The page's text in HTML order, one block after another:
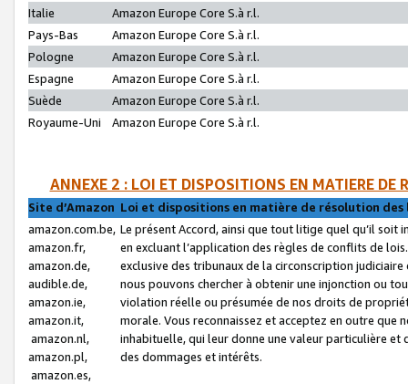
Italie
Amazon Europe Core S.à r.l.
Pays-Bas
Amazon Europe Core S.à r.l.
Pologne
Amazon Europe Core S.à r.l.
Espagne
Amazon Europe Core S.à r.l.
Suède
Amazon Europe Core S.à r.l.
Royaume-Uni
Amazon Europe Core S.à r.l.
ANNEXE 2 : LOI ET DISPOSITIONS EN MATIERE DE
Site d’Amazon Loi et dispositions en matière de résolution
amazon.com.be,
amazon.fr,
amazon.de,
audible.de,
amazon.ie,
amazon.it,
amazon.nl,
amazon.pl,
amazon.es,
Le présent Accord, ainsi que tout litige quel qu’il soit
en excluant l’application des règles de conflits de
exclusive des tribunaux de la circonscription
nous pouvons chercher à obtenir une injonction ou
violation réelle ou présumée de nos droits de
morale. Vous reconnaissez et acceptez en outre que
inhabituelle, qui leur donne une valeur particulière
des dommages et intérêts.